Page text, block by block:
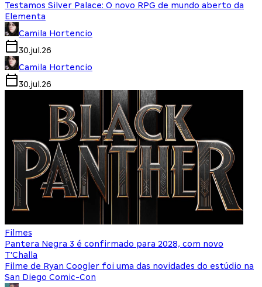
Testamos Silver Palace: O novo RPG de mundo aberto da
Elementa
Camila Hortencio
30.jul.26
Camila Hortencio
30.jul.26
Filmes
Pantera Negra 3 é confirmado para 2028, com novo
T'Challa
Filme de Ryan Coogler foi uma das novidades do estúdio na
San Diego Comic-Con